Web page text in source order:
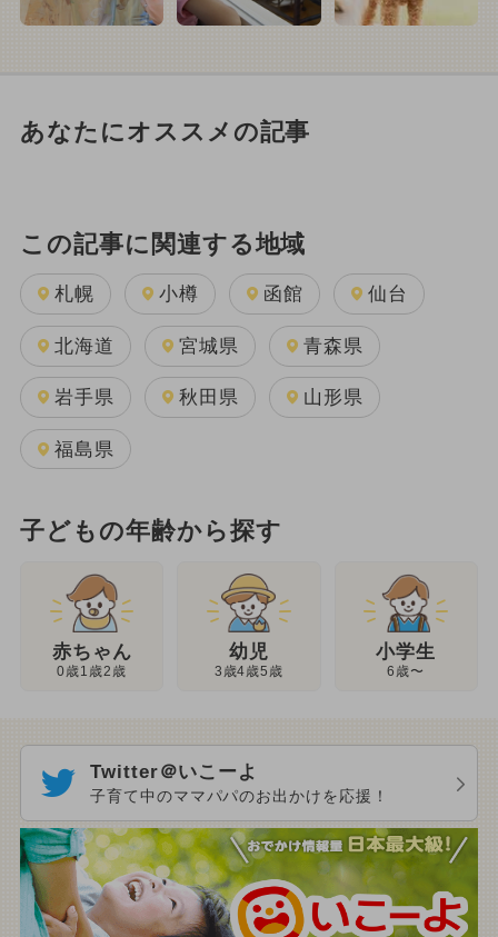
あなたにオススメの記事
この記事に関連する地域
札幌 小樽 函館 仙台
北海道 宮城県 青森県
岩手県 秋田県 山形県
福島県
子どもの年齢から探す
赤ちゃん
0歳1歳2歳
幼児
3歳4歳5歳
小学生
6歳〜
Twitter＠いこーよ
子育て中のママパパのお出かけを応援！